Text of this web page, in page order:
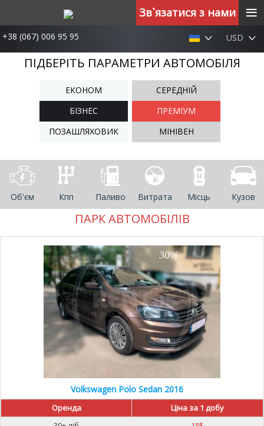
+38 (067) 006 95 95 USD
ПІДБЕРІТЬ ПАРАМЕТРИ АВТОМОБІЛЯ
ЕКОНОМ
СЕРЕДНІЙ
БІЗНЕС
ПРЕМІУМ
ПОЗАШЛЯХОВИК
МІНІВЕН
Об'єм Кпп Паливо Витрата Місць Кузов
ПАРК АВТОМОБІЛІВ
30%
Volkswagen Polo Sedan 2016
Оренда
Ціна за 1 добу
Зв`язатися з нами ≡